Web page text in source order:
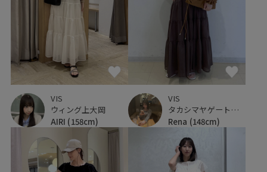
VIS
ウィング上大岡
AIRI (158cm)
VIS
タカシマヤゲートタワーモール
Rena (148cm)